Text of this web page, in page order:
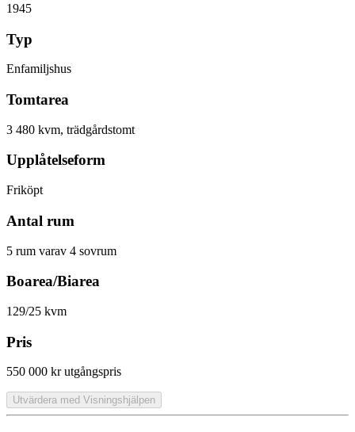
1945
Typ
Enfamiljshus
Tomtarea
3 480 kvm, trädgårdstomt
Upplåtelseform
Friköpt
Antal rum
5 rum varav 4 sovrum
Boarea/Biarea
129/25 kvm
Pris
550 000 kr utgångspris
Utvärdera med Visningshjälpen